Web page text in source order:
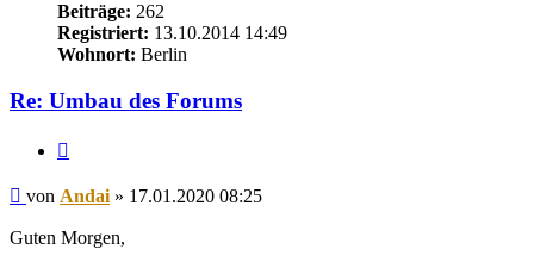
Beiträge: 262
Registriert: 13.10.2014 14:49
Wohnort: Berlin
Re: Umbau des Forums
Beitrag
von Andai » 17.01.2020 08:25
Guten Morgen,